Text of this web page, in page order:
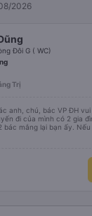
2026
Đôi G ( WC)
Trị
anh, chú, bác VP ĐH
mắng lại bạn ấy. Nếu
ấy nhắc nhở rất đúng.
thì bảo bạn ấy liên hệ
ĐH-NT ngày 16/1. À
sang đôi xong còn note